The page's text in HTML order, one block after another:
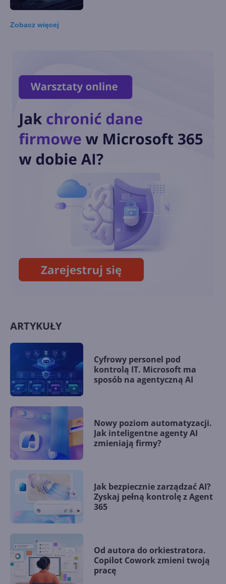
jest i kiedy przejmie stery?
Nokia opuszcza tegoroczny
poprowadzi oddzielne
wydarzenia
Wiemy już, jakie smartfony
pokaże Nokia na MWC 2020
Zobacz więcej
ARTYKUŁY
Cyfrowy personel pod
kontrolą IT. Microsoft ma
sposób na agentyczną AI
Nowy poziom automatyzacji.
Jak inteligentne agenty AI
zmieniają firmy?
Jak bezpiecznie zarządzać AI?
Zyskaj pełną kontrolę z Agent
365
Od autora do orkiestratora.
Copilot Cowork zmieni twoją
pracę